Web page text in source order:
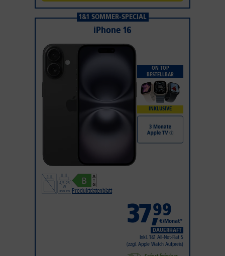
1&1 SOMMER-SPECIAL
iPhone 16
ON TOP
BESTELLBAR
INKLUSIVE
Produktdatenblatt
37,99
€/Monat*
DAUERHAFT
Inkl. 1&1 All-Net-Flat S
(zzgl. Apple Watch Aufpreis)